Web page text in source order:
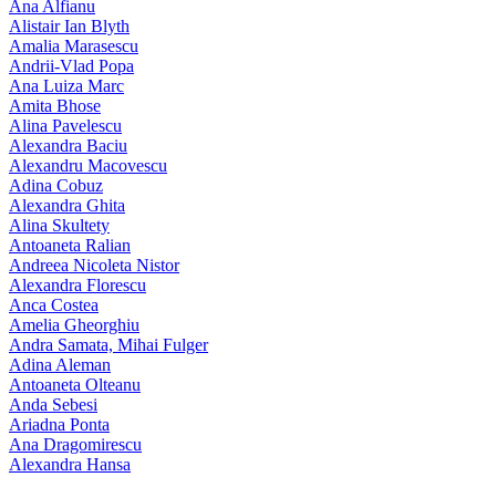
Ana Alfianu
Alistair Ian Blyth
Amalia Marasescu
Andrii-Vlad Popa
Ana Luiza Marc
Amita Bhose
Alina Pavelescu
Alexandra Baciu
Alexandru Macovescu
Adina Cobuz
Alexandra Ghita
Alina Skultety
Antoaneta Ralian
Andreea Nicoleta Nistor
Alexandra Florescu
Anca Costea
Amelia Gheorghiu
Andra Samata, Mihai Fulger
Adina Aleman
Antoaneta Olteanu
Anda Sebesi
Ariadna Ponta
Ana Dragomirescu
Alexandra Hansa